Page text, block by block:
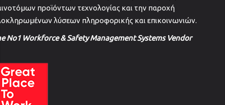
προϊόντων τεχνολογίας και την παροχή
λύσεων πληροφορικής και επικοινωνιών.
No1 Workforce & Safety Management Systems Vendor